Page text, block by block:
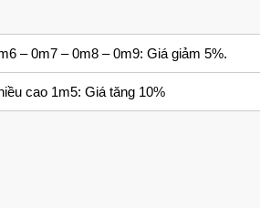
– 0m7 – 0m8 – 0m9: Giá giảm 5%.
cao 1m5: Giá tăng 10%